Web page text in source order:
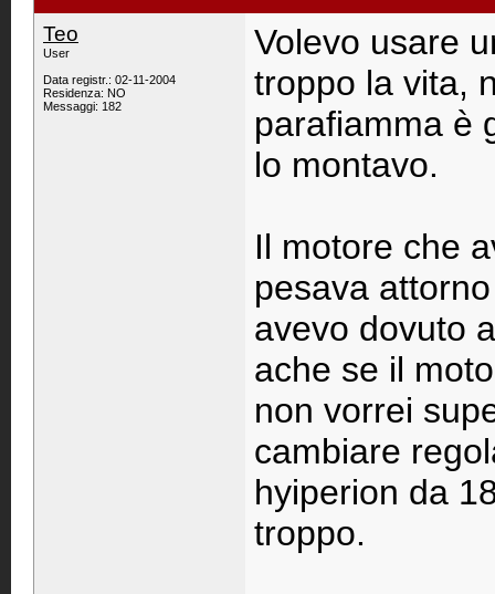
Teo
User
Data registr.: 02-11-2004
Residenza: NO
Messaggi: 182
Volevo usare
troppo la vita,
parafiamma è
lo montavo.
Il motore che
pesava
avevo dovuto
ache se il
non vorrei
cambiare
hyiperion da
troppo.